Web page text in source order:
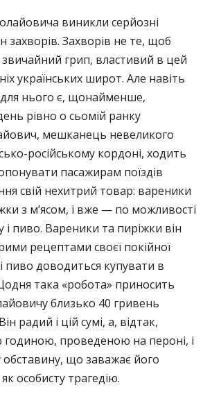
виникли серйозні
захворів. Захворів не те, щоб
грип, властивий в цей
українських широт. Але навіть
нього є, щонайменше,
рівно о сьомій ранку
мешканець невеликого
російському кордоні, ходить
пасажирам поїздів
свій нехитрий товар: вареники
з м’ясом, і вже — по можливості
пиво. Вареники та пиріжки він
рецептами своєї покійної
пиво доводиться купувати в
така «робота» приносить
близько 40 гривень
радий і цій сумі, а, відтак,
проведеною на пероні, і
що заважає його
особисту трагедію.